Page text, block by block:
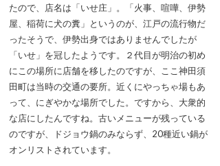
たので、店名は「いせ庄」。「火事、喧嘩、伊勢
屋、稲荷に犬の糞」というのが、江戸の流行物だ
ったそうで、伊勢出身ではありませんでしたが
「いせ」を冠したようです。２代目が明治の初め
にこの場所に店舗を移したのですが、ここ神田須
田町は当時の交通の要所。近くにやっちゃ場もあ
って、にぎやかな場所でした。ですから、大衆的
な店にしたんですね。古いメニューが残っている
のですが、ドジョウ鍋のみならず、20種近い鍋が
オンリストされています。